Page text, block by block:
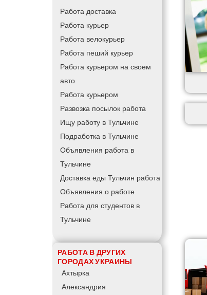
Работа доставка
Работа курьер
Работа велокурьер
Работа пеший курьер
Работа курьером на своем
авто
Работа курьером
Развозка посылок работа
Ищу работу в Тульчине
Подработка в Тульчине
Объявления работа в
Тульчине
Доставка еды Тульчин работа
Объявления о работе
Работа для студентов в
Тульчине
РАБОТА В ДРУГИХ
ГОРОДАХ УКРАИНЫ
Ахтырка
Александрия